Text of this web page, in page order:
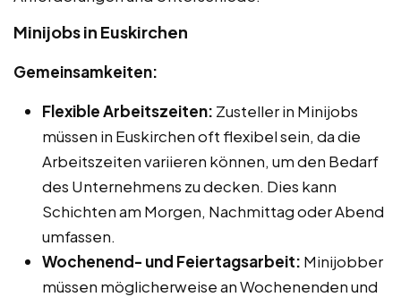
Minijobs in Euskirchen
Gemeinsamkeiten:
Flexible Arbeitszeiten: Zusteller in Minijobs
müssen in Euskirchen oft flexibel sein, da die
Arbeitszeiten variieren können, um den Bedarf
des Unternehmens zu decken. Dies kann
Schichten am Morgen, Nachmittag oder Abend
umfassen.
Wochenend- und Feiertagsarbeit: Minijobber
müssen möglicherweise an Wochenenden und